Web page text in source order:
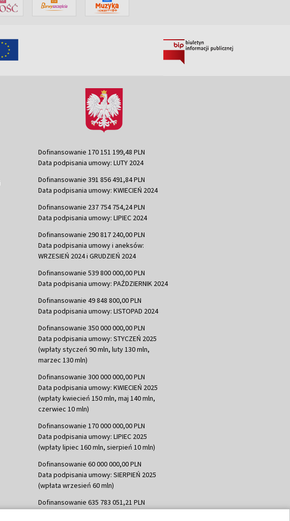
Dofinansowanie 170 151 199,48 PLN
Data podpisania umowy: LUTY 2024
Dofinansowanie 391 856 491,84 PLN
Data podpisania umowy: KWIECIEŃ 2024
Dofinansowanie 237 754 754,24 PLN
Data podpisania umowy: LIPIEC 2024
Dofinansowanie 290 817 240,00 PLN
Data podpisania umowy i aneksów:
WRZESIEŃ 2024 i GRUDZIEŃ 2024
Dofinansowanie 539 800 000,00 PLN
Data podpisania umowy: PAŹDZIERNIK 2024
Dofinansowanie 49 848 800,00 PLN
Data podpisania umowy: LISTOPAD 2024
Dofinansowanie 350 000 000,00 PLN
Data podpisania umowy: STYCZEŃ 2025
(wpłaty styczeń 90 mln, luty 130 mln,
marzec 130 mln)
Dofinansowanie 300 000 000,00 PLN
Data podpisania umowy: KWIECIEŃ 2025
(wpłaty kwiecień 150 mln, maj 140 mln,
czerwiec 10 mln)
Dofinansowanie 170 000 000,00 PLN
Data podpisania umowy: LIPIEC 2025
(wpłaty lipiec 160 mln, sierpień 10 mln)
Dofinansowanie 60 000 000,00 PLN
Data podpisania umowy: SIERPIEŃ 2025
(wpłata wrzesień 60 mln)
Dofinansowanie 635 783 051,21 PLN